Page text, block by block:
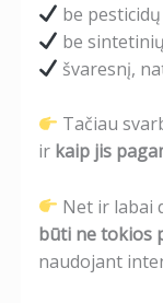
be pesticidų
be
švaresnį,
Tačiau
ir kaip jis
Net ir labai
būti ne tokios
naudojant